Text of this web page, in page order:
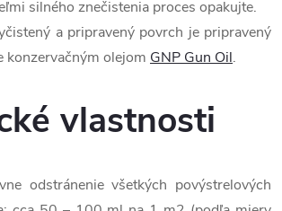
silného znečistenia proces opakujte.
a pripravený povrch je pripravený
konzervačným olejom GNP Gun Oil.
vlastnosti
odstránenie všetkých povýstrelových